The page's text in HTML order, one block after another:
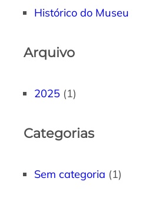
Histórico do Museu
Arquivo
2025 (1)
Categorias
Sem categoria (1)